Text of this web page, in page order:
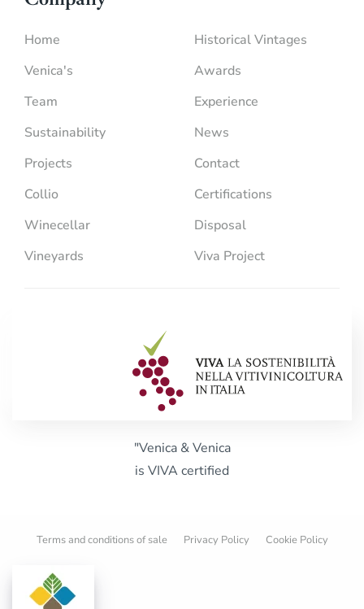
Home
Venica's
Team
Sustainability
Projects
Collio
Winecellar
Vineyards
Historical Vintages
Awards
Experience
News
Contact
Certifications
Disposal
Viva Project
"Venica & Venica
is VIVA certified
Terms and conditions of sale Privacy Policy Cookie Policy